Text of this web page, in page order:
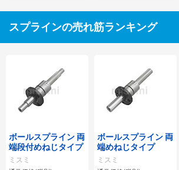
スプラインの売れ筋ランキング
ボールスプライン 両
端段付めねじタイプ
ミスミ
ボールスプライン 両
端めねじタイプ
ミスミ